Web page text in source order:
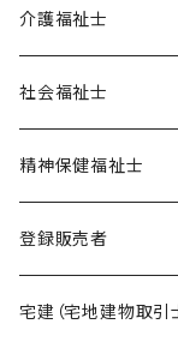
オリジナル教材
ポイント集
暗記カード
模擬試験
基礎編
実力編
フルセット
ポイント集
暗記カード
介護福祉士
在宅模擬試験
オリジナル教材
フルセット
社会福祉士
オリジナル教材
模擬試験
フルセット
精神保健福祉士
オリジナル教材
模擬試験
登録販売者
オリジナル教材
宅建（宅地建物取引